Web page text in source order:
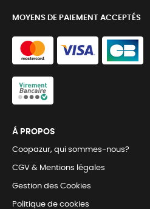
MOYENS DE PAIEMENT ACCEPTÉS
Á PROPOS
Coopazur, qui sommes-nous?
CGV & Mentions légales
Gestion des Cookies
Politique de cookies